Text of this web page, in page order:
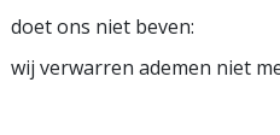
doet ons niet beven:
wij verwarren ademen niet